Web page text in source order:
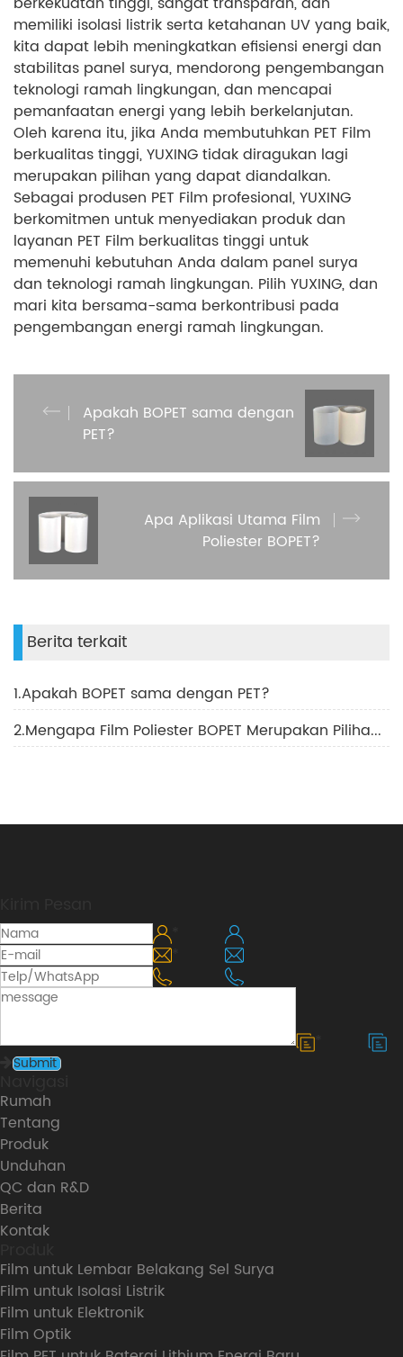
memiliki isolasi listrik serta ketahanan UV yang baik,
kita dapat lebih meningkatkan efisiensi energi dan
stabilitas panel surya, mendorong pengembangan
teknologi ramah lingkungan, dan mencapai
pemanfaatan energi yang lebih berkelanjutan.
Oleh karena itu, jika Anda membutuhkan PET Film
berkualitas tinggi, YUXING tidak diragukan lagi
merupakan pilihan yang dapat diandalkan.
Sebagai produsen PET Film profesional, YUXING
berkomitmen untuk menyediakan produk dan
layanan PET Film berkualitas tinggi untuk
memenuhi kebutuhan Anda dalam panel surya
dan teknologi ramah lingkungan. Pilih YUXING, dan
mari kita bersama-sama berkontribusi pada
pengembangan energi ramah lingkungan.
Apakah BOPET sama dengan
PET?
Apa Aplikasi Utama Film
Poliester BOPET?
Berita terkait
1.Apakah BOPET sama dengan PET?
2.Mengapa Film Poliester BOPET Merupakan Pilihan Terbaik untuk Aplikasi Tenaga Surya dan Optik
Rumah
Tentang
Produk
Unduhan
QC dan R&D
Berita
Kontak
Film untuk Lembar Belakang Sel Surya
Film untuk Isolasi Listrik
Film untuk Elektronik
Film Optik